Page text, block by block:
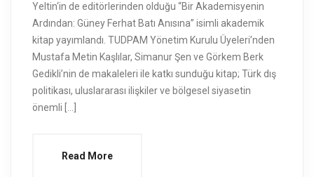
Yeltin‘in de editörlerinden olduğu “Bir Akademisyenin
Ardından: Güney Ferhat Batı Anısına” isimli akademik
kitap yayımlandı. TUDPAM Yönetim Kurulu Üyeleri’nden
Mustafa Metin Kaşlılar, Simanur Şen ve Görkem Berk
Gedikli’nin de makaleleri ile katkı sunduğu kitap; Türk dış
politikası, uluslararası ilişkiler ve bölgesel siyasetin
önemli […]
Read More